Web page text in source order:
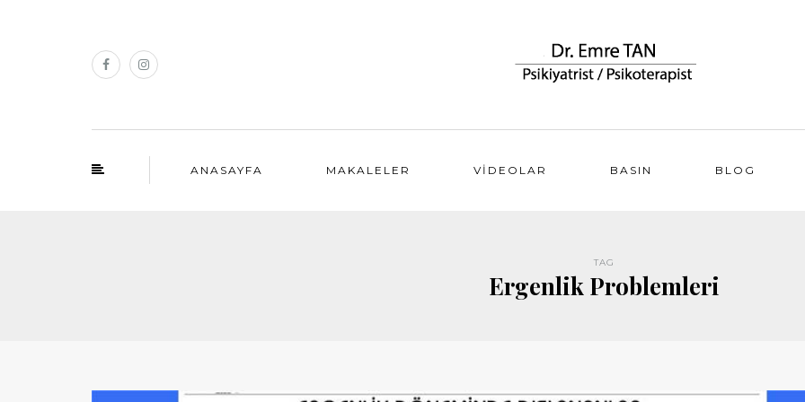
ANASAYFA MAKALELER VIDEOLAR BASIN BLOG
TAG
Ergenlik Problemleri